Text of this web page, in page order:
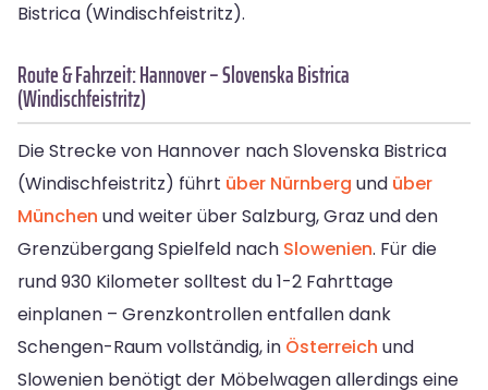
Bistrica (Windischfeistritz).
Route & Fahrzeit: Hannover – Slovenska Bistrica
(Windischfeistritz)
Die Strecke von Hannover nach Slovenska Bistrica
(Windischfeistritz) führt über Nürnberg und über
München und weiter über Salzburg, Graz und den
Grenzübergang Spielfeld nach Slowenien. Für die
rund 930 Kilometer solltest du 1-2 Fahrttage
einplanen – Grenzkontrollen entfallen dank
Schengen-Raum vollständig, in Österreich und
Slowenien benötigt der Möbelwagen allerdings eine